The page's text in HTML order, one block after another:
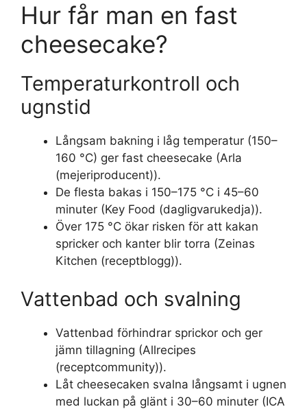
Hur får man en fast
cheesecake?
Temperaturkontroll och
ugnstid
Långsam bakning i låg temperatur (150–
160 °C) ger fast cheesecake (Arla
(mejeriproducent)).
De flesta bakas i 150–175 °C i 45–60
minuter (Key Food (dagligvarukedja)).
Över 175 °C ökar risken för att kakan
spricker och kanter blir torra (Zeinas
Kitchen (receptblogg)).
Vattenbad och svalning
Vattenbad förhindrar sprickor och ger
jämn tillagning (Allrecipes
(receptcommunity)).
Låt cheesecaken svalna långsamt i ugnen
med luckan på glänt i 30–60 minuter (ICA